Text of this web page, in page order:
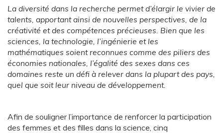
La diversité dans la recherche permet d’élargir le vivier de
talents, apportant ainsi de nouvelles perspectives, de la
créativité et des compétences précieuses. Bien que les
sciences, la technologie, l’ingénierie et les
mathématiques soient reconnues comme des piliers des
économies nationales, l’égalité des sexes dans ces
domaines reste un défi à relever dans la plupart des pays,
quel que soit leur niveau de développement.
Afin de souligner l’importance de renforcer la participation
des femmes et des filles dans la science, cinq